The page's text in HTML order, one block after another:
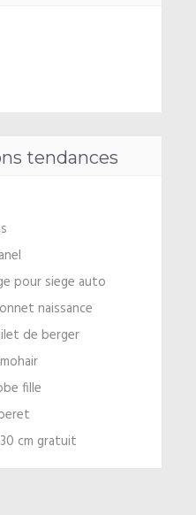
tendances
pour siege auto
naissance
de berger
fille
cm gratuit